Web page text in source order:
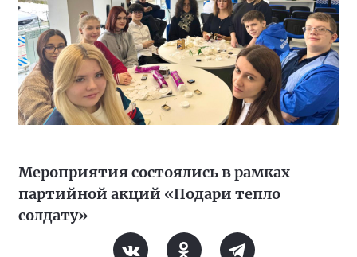
Мероприятия состоялись в рамках
партийной акций «Подари тепло
солдату»